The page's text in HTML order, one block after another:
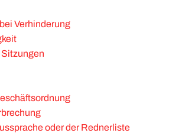
Verhinderung
Sitzungen
oder der Rednerliste